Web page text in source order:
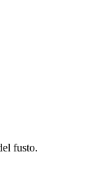
fusto.